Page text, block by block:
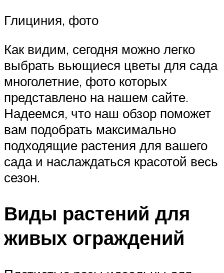
Глициния, фото
Как видим, сегодня можно легко
выбрать вьющиеся цветы для сада
многолетние, фото которых
представлено на нашем сайте.
Надеемся, что наш обзор поможет
вам подобрать максимально
подходящие растения для вашего
сада и наслаждаться красотой весь
сезон.
Виды растений для
живых ограждений